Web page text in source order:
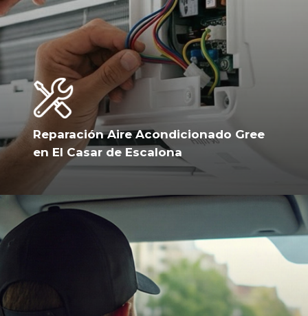
Reparación Aire Acondicionado Gree
en El Casar de Escalona